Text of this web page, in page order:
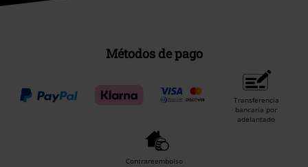
Métodos de pago
Transferencia
bancaria por
adelantado
Contrareembolso